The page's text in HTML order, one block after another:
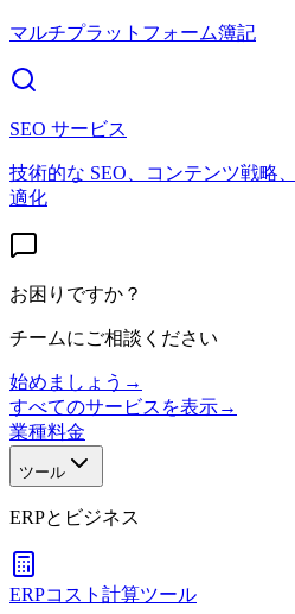
マルチプラットフォーム簿記
SEO サービス
技術的な SEO、コンテンツ戦略
適化
お困りですか？
チームにご相談ください
始めましょう →
すべてのサービスを表示→
業種料金
ツール
ERPとビジネス
ERPコスト計算ツール